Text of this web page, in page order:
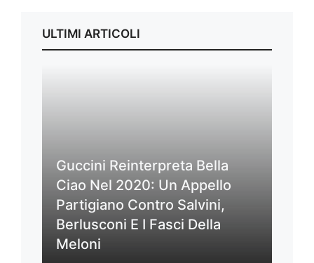
ULTIMI ARTICOLI
Guccini Reinterpreta Bella
Ciao Nel 2020: Un Appello
Partigiano Contro Salvini,
Berlusconi E I Fasci Della
Meloni